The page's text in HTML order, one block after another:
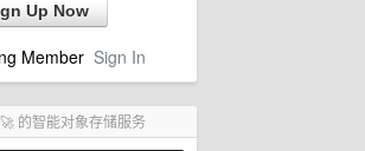
Up Now
Member Sign In
的智能对象存储服务